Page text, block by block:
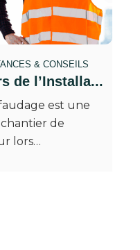
& CONSEILS
de l’Installa...
est une
de
lors…